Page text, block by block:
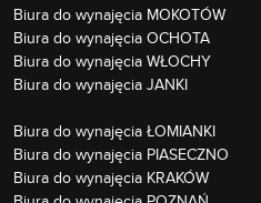
Biura do wynajęcia MOKOTÓW
Biura do wynajęcia OCHOTA
Biura do wynajęcia WŁOCHY
Biura do wynajęcia JANKI
Biura do wynajęcia ŁOMIANKI
Biura do wynajęcia PIASECZNO
Biura do wynajęcia KRAKÓW